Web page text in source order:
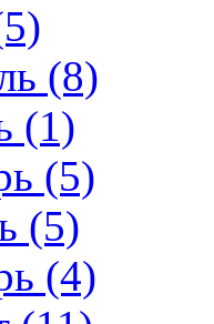
(8)
(1)
(5)
(5)
(4)